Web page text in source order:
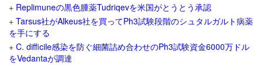
+ Replimuneの黒色腫薬Tudriqevを米国がとうとう承認
+ Tarsus社がAlkeus社を買ってPh3試験段階のシュタルガルト病薬
を手にする
+ C. difficile感染を防ぐ細菌詰め合わせのPh3試験資金6000万ドル
をVedantaが調達